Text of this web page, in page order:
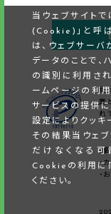
当
業
れ
・
・
・
当ウェブサイトで
(Cookie)」と呼
は、ウェブサー
データのことで、
の識別に利用され
ームページの利
サービスの提供に
設定によりクッキ
その結果当ウェ
だけなくなる可
Cookieの利用に
ください。